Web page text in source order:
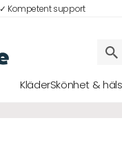
✓ Kompetent support
KläderSkönhet &